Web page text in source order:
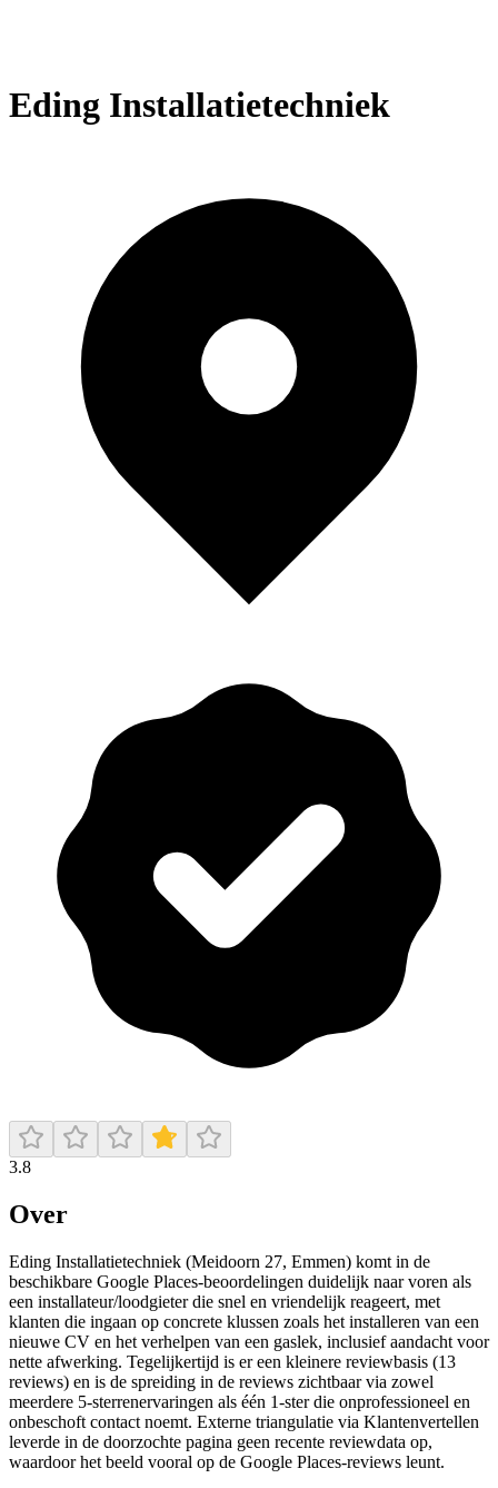
Eding Installatietechniek
3.8
Over
Eding Installatietechniek (Meidoorn 27, Emmen) komt in de
beschikbare Google Places-beoordelingen duidelijk naar voren als
een installateur/loodgieter die snel en vriendelijk reageert, met
klanten die ingaan op concrete klussen zoals het installeren van een
nieuwe CV en het verhelpen van een gaslek, inclusief aandacht voor
nette afwerking. Tegelijkertijd is er een kleinere reviewbasis (13
reviews) en is de spreiding in de reviews zichtbaar via zowel
meerdere 5-sterrenervaringen als één 1-ster die onprofessioneel en
onbeschoft contact noemt. Externe triangulatie via Klantenvertellen
leverde in de doorzochte pagina geen recente reviewdata op,
waardoor het beeld vooral op de Google Places-reviews leunt.